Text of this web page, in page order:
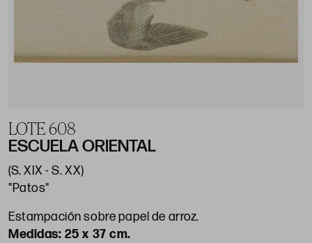
LOTE 608
ESCUELA ORIENTAL
(S. XIX - S. XX)
"Patos"
Estampación sobre papel de arroz.
25 x 37 cm.